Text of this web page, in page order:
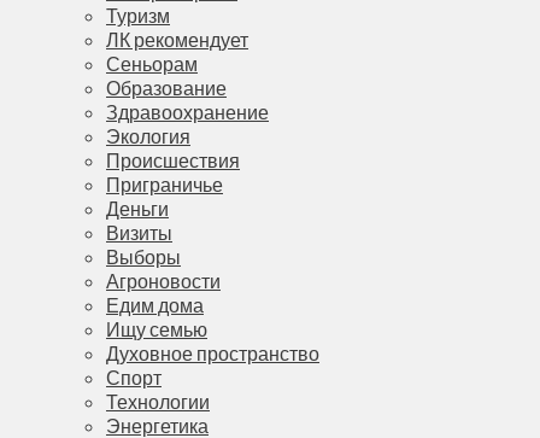
Туризм
ЛК рекомендует
Сеньорам
Образование
Здравоохранение
Экология
Происшествия
Приграничье
Деньги
Визиты
Выборы
Агроновости
Едим дома
Ищу семью
Духовное пространство
Спорт
Технологии
Энергетика